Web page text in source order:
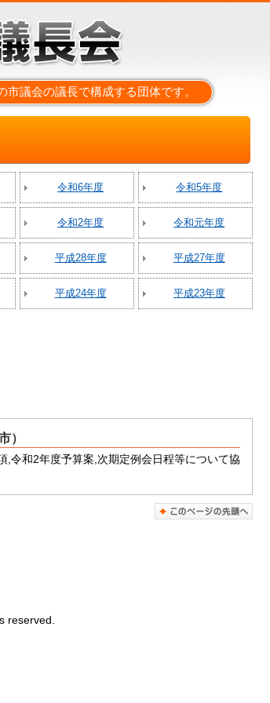
議会の議長で構成する団体です。
令和6年度 令和5年度
令和2年度 令和元年度
平成28年度 平成27年度
平成24年度 平成23年度
）
,令和2年度予算案,次期定例会日程等について協
reserved.